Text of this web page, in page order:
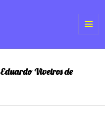
Eduardo Viveiros de